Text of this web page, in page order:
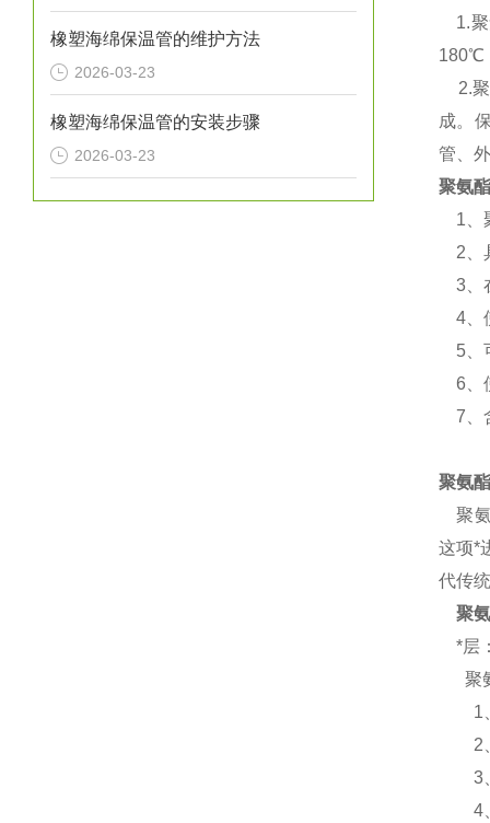
橡塑海绵保温管的维护方法
2026-03-23
橡塑海绵保温管的安装步骤
2026-03-23
1.聚
180℃
2.聚
成。
管、
聚氨
1、
2、
3、
4、
5、
6、
7、
聚氨
聚氨
这项*
代传
聚
*层
聚氨
1
2
3
4、